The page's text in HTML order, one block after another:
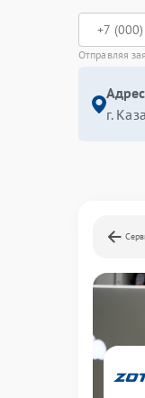
Отправляя
г.